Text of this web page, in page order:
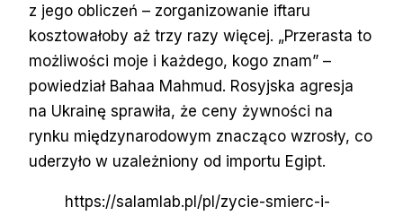
z jego obliczeń – zorganizowanie iftaru
kosztowałoby aż trzy razy więcej. „Przerasta to
możliwości moje i każdego, kogo znam” –
powiedział Bahaa Mahmud. Rosyjska agresja
na Ukrainę sprawiła, że ceny żywności na
rynku międzynarodowym znacząco wzrosły, co
uderzyło w uzależniony od importu Egipt.
https://salamlab.pl/pl/zycie-smierc-i-